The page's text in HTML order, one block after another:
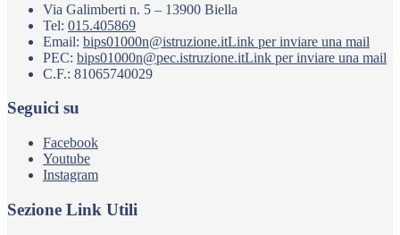
Via Galimberti n. 5 – 13900 Biella
Tel: 015.405869
Email: bips01000n@istruzione.itLink per inviare una mail
PEC: bips01000n@pec.istruzione.itLink per inviare una mail
C.F.: 81065740029
Seguici su
Facebook
Youtube
Instagram
Sezione Link Utili